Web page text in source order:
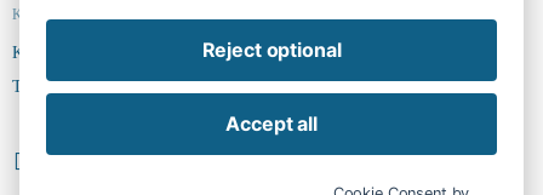
Reject optional
Accept all
Kontakt
Kontakt
Team